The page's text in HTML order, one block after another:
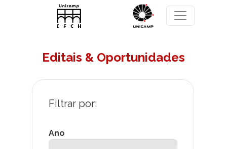
Skip to main content
Editais & Oportunidades
Ano